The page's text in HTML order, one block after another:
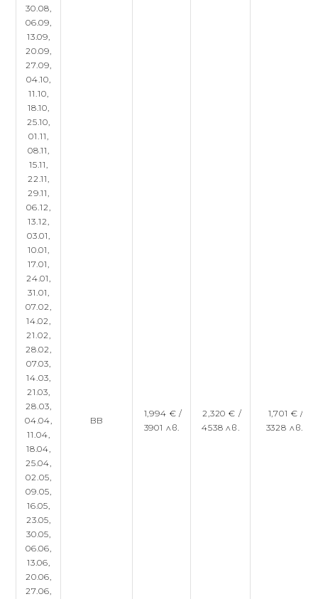
30.08,
06.09,
13.09,
20.09,
27.09,
04.10,
11.10,
18.10,
25.10,
01.11,
08.11,
15.11,
22.11,
29.11,
06.12,
13.12,
03.01,
10.01,
17.01,
24.01,
31.01,
07.02,
14.02,
21.02,
28.02,
07.03,
14.03,
21.03,
28.03,
04.04,
11.04,
18.04,
25.04,
02.05,
09.05,
16.05,
23.05,
30.05,
06.06,
13.06,
20.06,
27.06,
BB
1,994 € /
3901 лв.
2,320 € /
4538 лв.
1,701 € /
3328 лв.